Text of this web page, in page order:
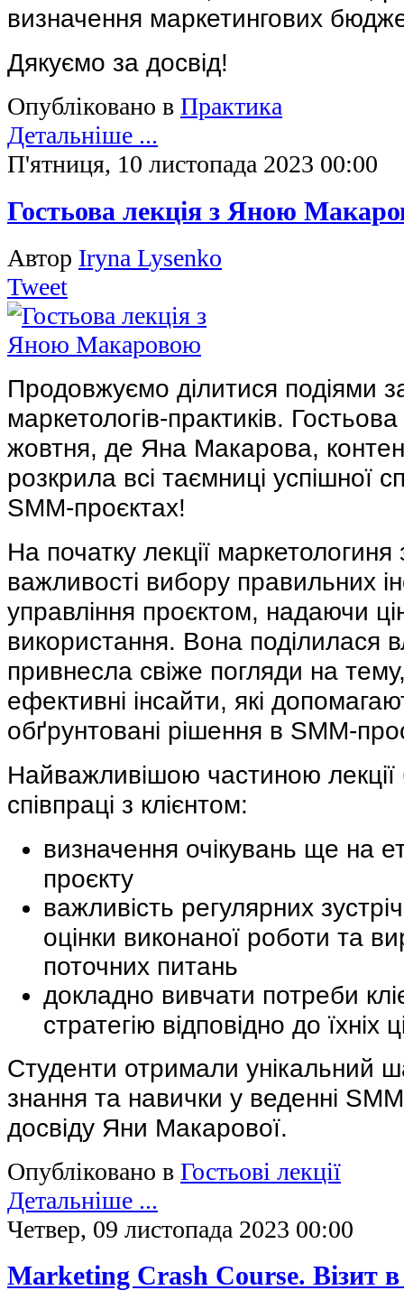
визначення маркетингових
Дякуємо за досвід!
Опубліковано в Практика
Детальніше ...
П'ятниця, 10 листопада 2023 00:00
Гостьова лекція з Яною
Автор Iryna Lysenko
Tweet
Продовжуємо ділитися подіями
маркетологів-практиків.
жовтня, де Яна Макарова,
розкрила всі таємниці успішної
SMM-проєктах!
На початку лекції
важливості вибору правильних
управління проєктом, надаючи
використання. Вона поділилася
привнесла свіже погляди на
ефективні інсайти, які
обґрунтовані рішення в SMM-
Найважливішою частиною
співпраці з клієнтом:
визначення очікувань ще на
проєкту
важливість регулярних
оцінки виконаної роботи та
поточних питань
докладно вивчати потреби
стратегію відповідно до їхніх
Студенти отримали унікальний
знання та навички у веденні
досвіду Яни Макарової.
Опубліковано в Гостьові лекції
Детальніше ...
Четвер, 09 листопада 2023 00:00
Marketing Crash Course. Візит в